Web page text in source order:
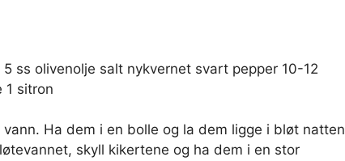
ss olivenolje salt nykvernet svart pepper 10-12
1 sitron
Ha dem i en bolle og la dem ligge i bløt natten
skyll kikertene og ha dem i en stor